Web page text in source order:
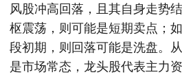
风股冲高回落，且其自身走势
枢震荡，则可能是短期卖点；
段初期，则回落可能是洗盘。
是市场常态，龙头股代表主力